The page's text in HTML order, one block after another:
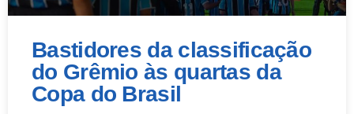
Bastidores da classificação
do Grêmio às quartas da
Copa do Brasil